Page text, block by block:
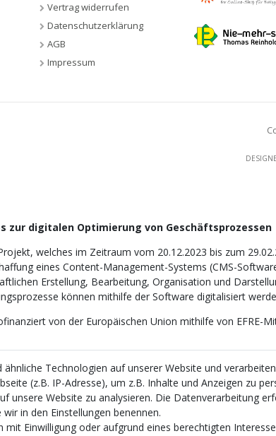
Vertrag widerrufen
Datenschutzerklärung
AGB
Impressum
zur digitalen Optimierung von Geschäftsprozessen
welches im Zeitraum vom 20.12.2023 bis zum
eines Content-Management-Systems (CMS-
Erstellung, Bearbeitung, Organisation und
können mithilfe der Software digitalisiert
von der Europäischen Union mithilfe von EFRE-
ähnliche Technologien auf unserer Website und
(z.B. IP-Adresse), um z.B. Inhalte und Anzeigen zu
unsere Website zu analysieren. Die Datenverarbeitung
in den Einstellungen benennen.
mit Einwilligung oder aufgrund eines berechtigten